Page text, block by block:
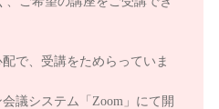
で、受講をためらっていま
議システム「Zoom」にて開